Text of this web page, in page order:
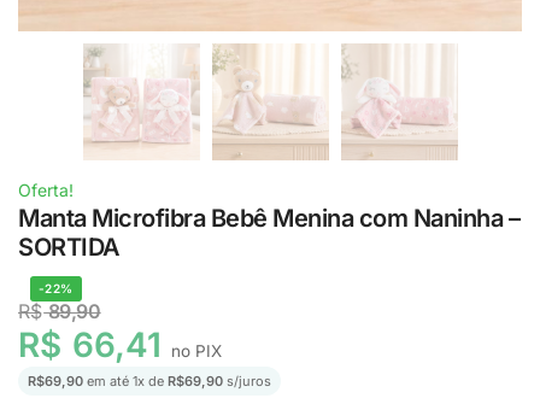
Oferta!
Manta Microfibra Bebê Menina com Naninha –
SORTIDA
-22%
R$89,90
R$ 66,41 no PIX
R$69,90 em até 1x de R$69,90 s/juros